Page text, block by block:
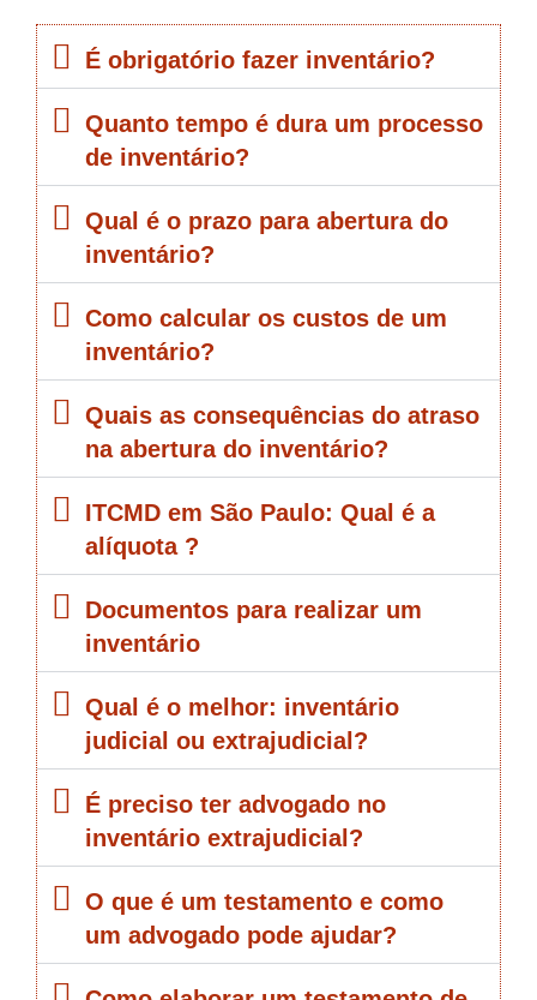
É obrigatório fazer inventário?
Quanto tempo é dura um processo
de inventário?
Qual é o prazo para abertura do
inventário?
Como calcular os custos de um
inventário?
Quais as consequências do atraso
na abertura do inventário?
ITCMD em São Paulo: Qual é a
alíquota ?
Documentos para realizar um
inventário
Qual é o melhor: inventário
judicial ou extrajudicial?
É preciso ter advogado no
inventário extrajudicial?
O que é um testamento e como
um advogado pode ajudar?